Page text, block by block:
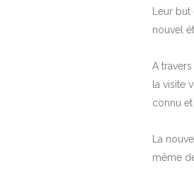
Leur
nouvel
A
la visite
connu et
La
même